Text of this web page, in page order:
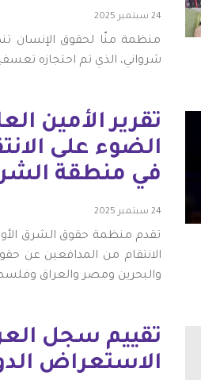
24 سبتمبر 2025
منظمة منّا لحقوق الإنسان
شرواني، الذي تم احتجازه
الضوء على
في منطقة
24 سبتمبر 2025
تقدم منظمة حقوق الشرق
الانتقام من المدافعين عن
والبحرين ومصر والعراق
تقييم سجل
الاستعراض